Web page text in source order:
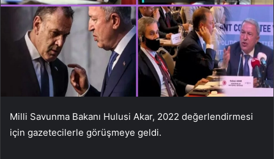
Milli Savunma Bakanı Hulusi Akar, 2022 değerlendirmesi
için gazetecilerle görüşmeye geldi.